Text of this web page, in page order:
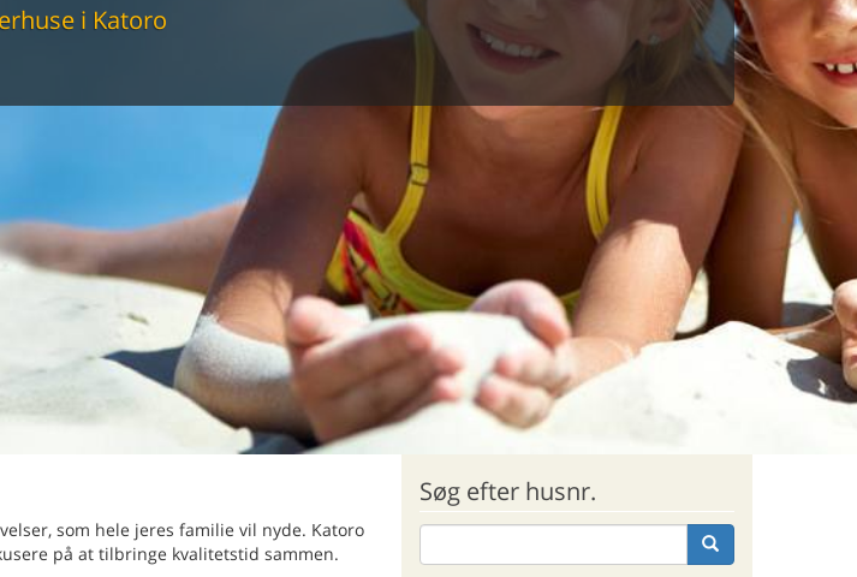
i Katoro
som hele jeres familie vil nyde. Katoro
på at tilbringe kvalitetstid sammen.
Søg efter husnr.